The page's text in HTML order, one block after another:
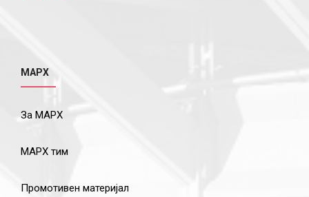
МАРХ
За МАРХ
МАРХ тим
Промотивен материјал